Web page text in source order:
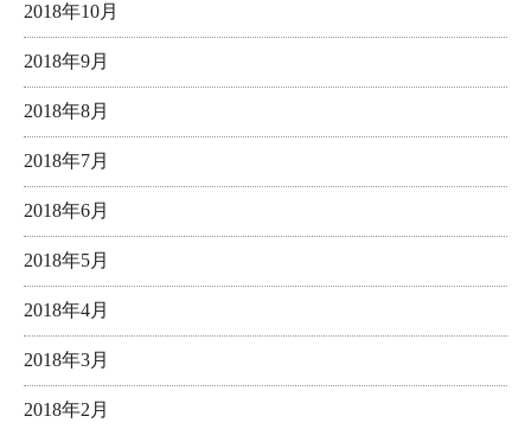
2018年10月
2018年9月
2018年8月
2018年7月
2018年6月
2018年5月
2018年4月
2018年3月
2018年2月